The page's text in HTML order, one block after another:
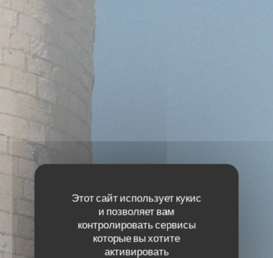
Этот сайт использует кукис
и позволяет вам
контролировать сервисы
которые вы хотите
активировать